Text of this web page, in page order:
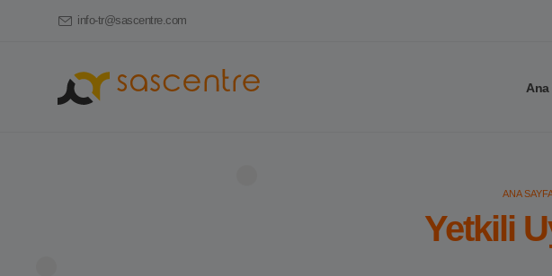
info-tr@sascentre.com
Ana
ANA
Yetkili